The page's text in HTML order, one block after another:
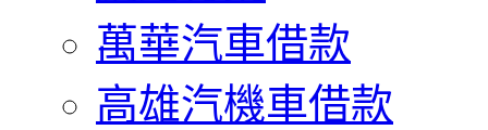
萬華汽車借款
高雄汽機車借款